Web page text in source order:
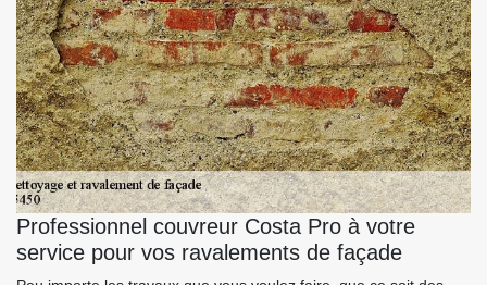
Professionnel couvreur Costa Pro à votre
service pour vos ravalements de façade